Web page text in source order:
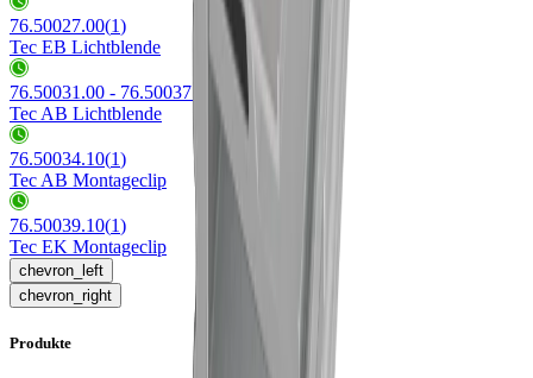
76.50027.00(1)
Tec EB Lichtblende
76.50031.00 - 76.50037.00 (
Tec AB Lichtblende
76.50034.10(1)
Tec AB Montageclip
76.50039.10(1)
Tec EK Montageclip
chevron_left
chevron_right
Produkte